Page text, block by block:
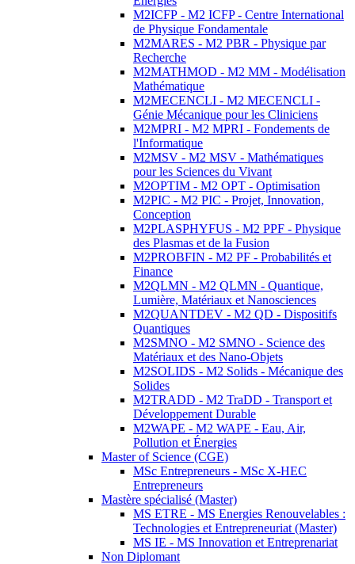
M2ICFP - M2 ICFP - Centre International
de Physique Fondamentale
M2MARES - M2 PBR - Physique par
Recherche
M2MATHMOD - M2 MM - Modélisation
Mathématique
M2MECENCLI - M2 MECENCLI -
Génie Mécanique pour les Cliniciens
M2MPRI - M2 MPRI - Fondements de
l'Informatique
M2MSV - M2 MSV - Mathématiques
pour les Sciences du Vivant
M2OPTIM - M2 OPT - Optimisation
M2PIC - M2 PIC - Projet, Innovation,
Conception
M2PLASPHYFUS - M2 PPF - Physique
des Plasmas et de la Fusion
M2PROBFIN - M2 PF - Probabilités et
Finance
M2QLMN - M2 QLMN - Quantique,
Lumière, Matériaux et Nanosciences
M2QUANTDEV - M2 QD - Dispositifs
Quantiques
M2SMNO - M2 SMNO - Science des
Matériaux et des Nano-Objets
M2SOLIDS - M2 Solids - Mécanique des
Solides
M2TRADD - M2 TraDD - Transport et
Développement Durable
M2WAPE - M2 WAPE - Eau, Air,
Pollution et Énergies
Master of Science (CGE)
MSc Entrepreneurs - MSc X-HEC
Entrepreneurs
Mastère spécialisé (Master)
MS ETRE - MS Energies Renouvelables :
Technologies et Entrepreneuriat (Master)
MS IE - MS Innovation et Entreprenariat
Non Diplomant